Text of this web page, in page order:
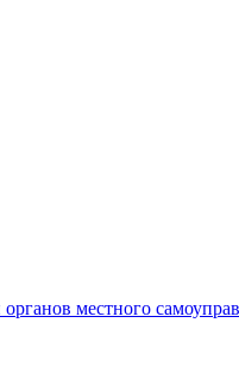
местного